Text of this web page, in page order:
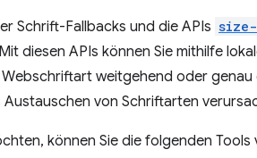
Schrift-Fallbacks und die APIs
diesen APIs können Sie mithilfe
weitgehend oder
von Schriftarten
können Sie die folgenden